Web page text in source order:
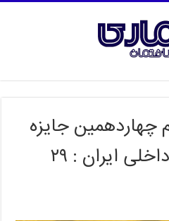
چهاردهمین جایزه
معماری و معماری داخلی ایران : ۲۹